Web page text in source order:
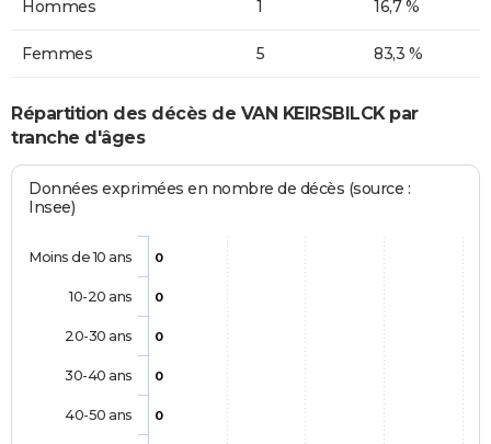
Hommes 1 16,7 %
Femmes 5 83,3 %
Répartition des décès de VAN KEIRSBILCK par
tranche d'âges
Données exprimées en nombre de décès (source :
Insee)
0
0
0
0
0
Moins de 10 ans
10-20 ans
20-30 ans
30-40 ans
40-50 ans